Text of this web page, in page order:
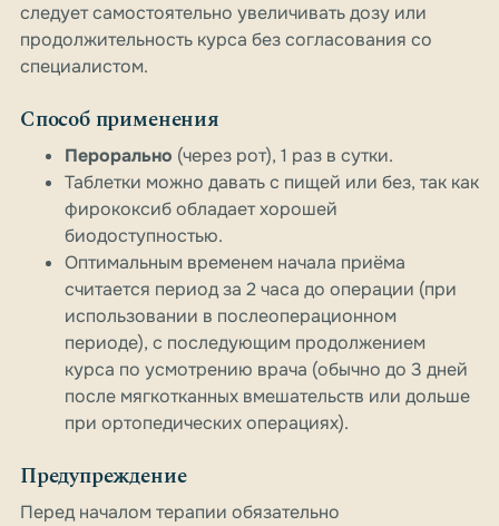
следует самостоятельно увеличивать дозу или
продолжительность курса без согласования со
специалистом.
Способ применения
Перорально (через рот), 1 раз в сутки.
Таблетки можно давать с пищей или без, так как
фирококсиб обладает хорошей
биодоступностью.
Оптимальным временем начала приёма
считается период за 2 часа до операции (при
использовании в послеоперационном
периоде), с последующим продолжением
курса по усмотрению врача (обычно до 3 дней
после мягкотканных вмешательств или дольше
при ортопедических операциях).
Предупреждение
Перед началом терапии обязательно